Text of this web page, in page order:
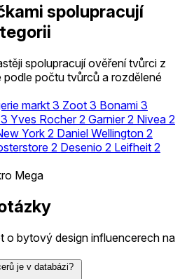
spolupracují
spolupracují ověření tvůrci z
počtu tvůrců a rozdělené
markt 3 Zoot 3 Bonami 3
3 Yves Rocher 2 Garnier 2 Nivea 2
York 2 Daniel Wellington 2
2 Desenio 2 Leifheit 2
Mega
o bytový design influencerech na
je v databázi?